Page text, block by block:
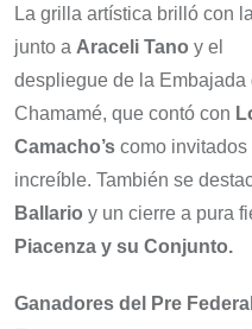
La grilla artística brilló con
junto a Araceli Tano y el
despliegue de la Embajada
Chamamé, que contó con
Camacho’s como
increíble. También se
Ballario y un cierre a pura
Piacenza y su Conjunto.
Ganadores del Pre Federal